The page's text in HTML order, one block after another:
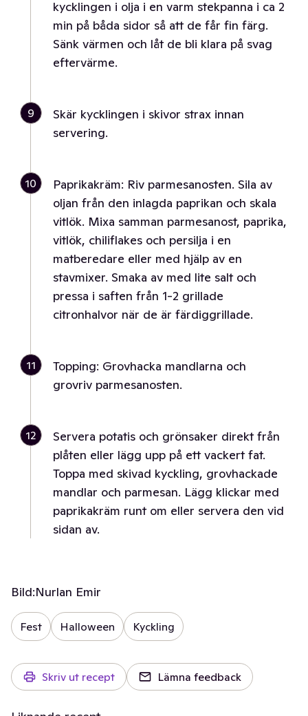
kycklingen i olja i en varm stekpanna i ca 2
min på båda sidor så att de får fin färg.
Sänk värmen och låt de bli klara på svag
eftervärme.
9
Skär kycklingen i skivor strax innan
servering.
10
Paprikakräm: Riv parmesanosten. Sila av
oljan från den inlagda paprikan och skala
vitlök. Mixa samman parmesanost, paprika,
vitlök, chiliflakes och persilja i en
matberedare eller med hjälp av en
stavmixer. Smaka av med lite salt och
pressa i saften från 1-2 grillade
citronhalvor när de är färdiggrillade.
11
Topping: Grovhacka mandlarna och
grovriv parmesanosten.
12
Servera potatis och grönsaker direkt från
plåten eller lägg upp på ett vackert fat.
Toppa med skivad kyckling, grovhackade
mandlar och parmesan. Lägg klickar med
paprikakräm runt om eller servera den vid
sidan av.
Bild:Nurlan Emir
Fest Halloween Kyckling
Skriv ut recept Lämna feedback